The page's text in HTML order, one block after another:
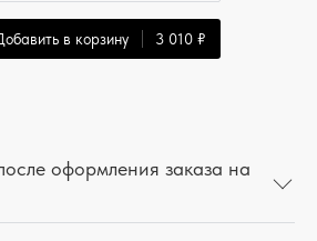
в корзину 3 010 ₽
оформления заказа на